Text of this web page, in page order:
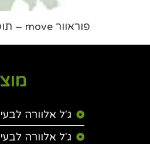
פוראוור move – תוסף חדשני לשיפור התפקוד של השרירים והמפרקים. מקל על כאבי מפרקים ועל ההתאוששות לאחר פעילות גופנית
ג'ל אלוורה
ג'ל אלוורה